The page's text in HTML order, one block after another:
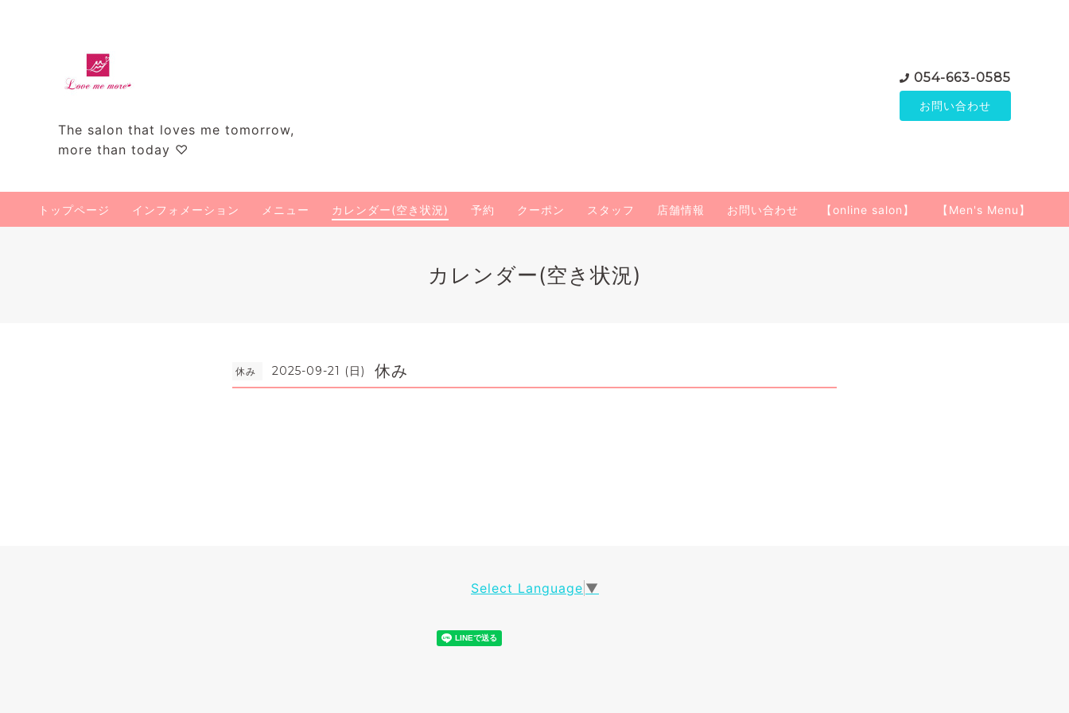
The salon that loves me tomorrow,
more than today ♡
054-663-0585
お問い合わせ
トップページ インフォメーション メニュー カレンダー(空き状況) 予約 クーポン スタッフ 店舗情報 お問い合わせ 【online salon】 【Men's Menu】
カレンダー(空き状況)
休み 2025-09-21 (日) 休み
Select Language ▼